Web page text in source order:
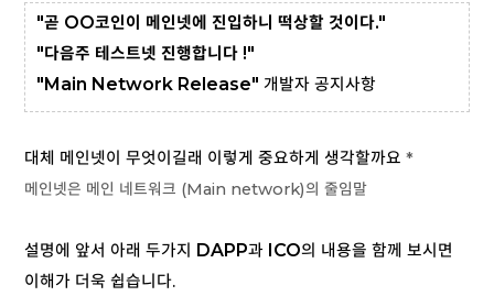
"곧 OO코인이 메인넷에 진입하니 떡상할 것이다."
"다음주 테스트넷 진행합니다 !"
"Main Network Release" 개발자 공지사항
대체 메인넷이 무엇이길래 이렇게 중요하게 생각할까요 *
메인넷은 메인 네트워크 (Main network)의 줄임말
설명에 앞서 아래 두가지 DAPP과 ICO의 내용을 함께 보시면
이해가 더욱 쉽습니다.